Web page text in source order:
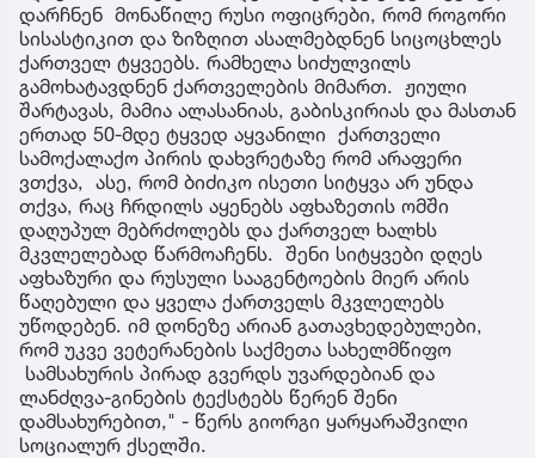
დარჩნენ მონაწილე რუსი ოფიცრები, რომ როგორი
სისასტიკით და ზიზღით ასალმებდნენ სიცოცხლეს
ქართველ ტყვეებს. რამხელა სიძულვილს
გამოხატავდნენ ქართველების მიმართ. ჟიული
შარტავას, მამია ალასანიას, გაბისკირიას და მასთან
ერთად 50-მდე ტყვედ აყვანილი ქართველი
სამოქალაქო პირის დახვრეტაზე რომ არაფერი
ვთქვა, ასე, რომ ბიძიკო ისეთი სიტყვა არ უნდა
თქვა, რაც ჩრდილს აყენებს აფხაზეთის ომში
დაღუპულ მებრძოლებს და ქართველ ხალხს
მკვლელებად წარმოაჩენს. შენი სიტყვები დღეს
აფხაზური და რუსული სააგენტოების მიერ არის
წაღებული და ყველა ქართველს მკვლელებს
უწოდებენ. იმ დონეზე არიან გათავხედებულები,
რომ უკვე ვეტერანების საქმეთა სახელმწიფო
სამსახურის პირად გვერდს უვარდებიან და
ლანძღვა-გინების ტექსტებს წერენ შენი
დამსახურებით," - წერს გიორგი ყარყარაშვილი
სოციალურ ქსელში.